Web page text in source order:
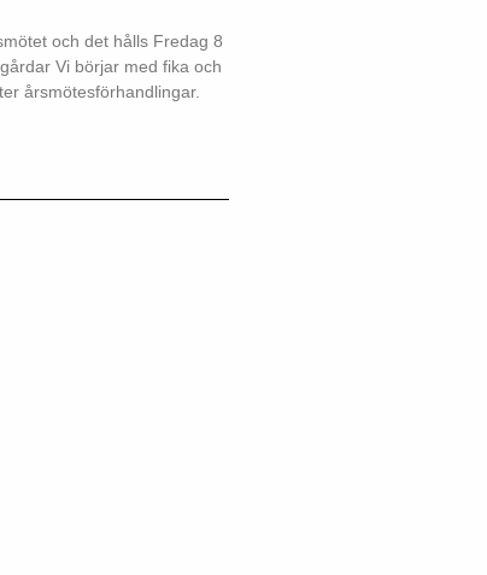
och det hålls Fredag 8
Vi börjar med fika och
årsmötesförhandlingar.